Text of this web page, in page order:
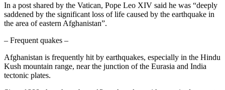
In a post shared by the Vatican, Pope Leo XIV said he was “deeply
saddened by the significant loss of life caused by the earthquake in
the area of eastern Afghanistan”.
– Frequent quakes –
Afghanistan is frequently hit by earthquakes, especially in the Hindu
Kush mountain range, near the junction of the Eurasia and India
tectonic plates.